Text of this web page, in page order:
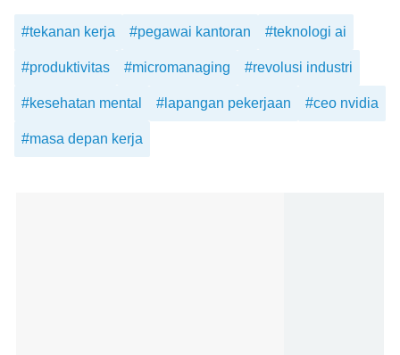
#tekanan kerja #pegawai kantoran #teknologi ai
#produktivitas #micromanaging #revolusi industri
#kesehatan mental #lapangan pekerjaan #ceo nvidia
#masa depan kerja